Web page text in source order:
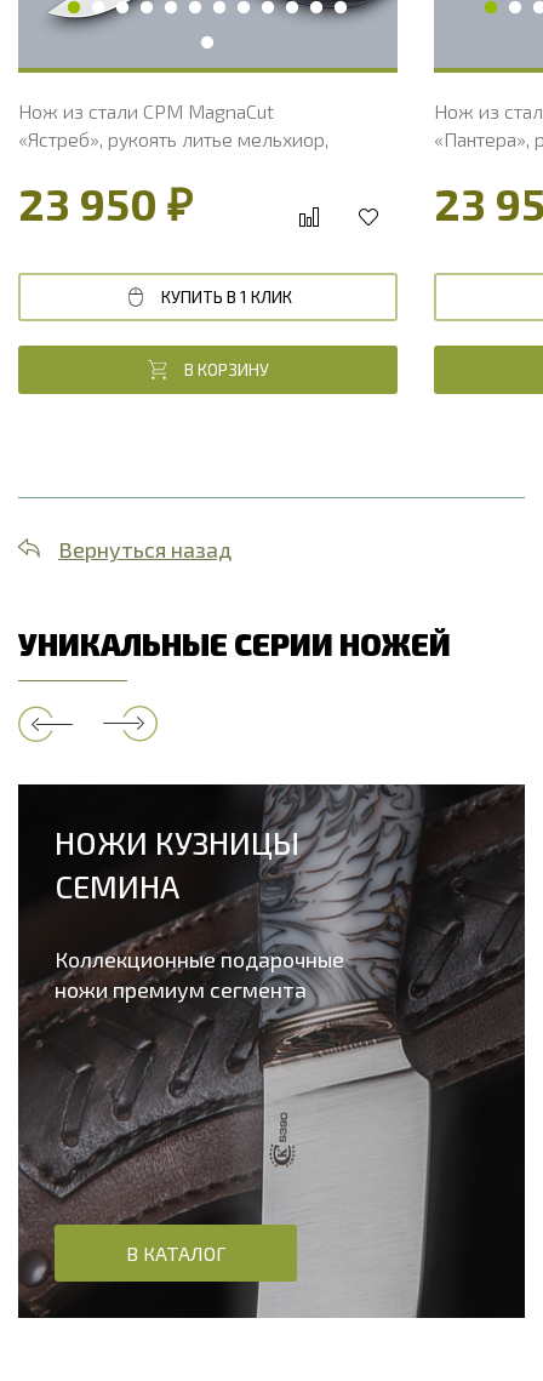
Вес, г
149
Нож из стали CPM MagnaCut
«Ястреб», рукоять литье мельхиор,
23 950 ₽
КУПИТЬ В 1 КЛИК
В КОРЗИНУ
Вес, г
Нож из
«Пантера»,
23
Вернуться назад
УНИКАЛЬНЫЕ СЕРИИ НОЖЕЙ
НОЖИ КУЗНИЦЫ
СЕМИНА
Коллекционные подарочные
ножи премиум сегмента
В КАТАЛОГ